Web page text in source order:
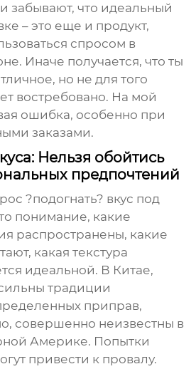
забывают, что идеальный
– это еще и продукт,
спросом в
Иначе получается, что ты
но не для того
востребовано. На мой
ошибка, особенно при
заказами.
Нельзя обойтись
предпочтений
?подогнать? вкус под
понимание, какие
распространены, какие
какая текстура
идеальной. В Китае,
традиции
приправ,
совершенно неизвестны в
Америке. Попытки
привести к провалу.